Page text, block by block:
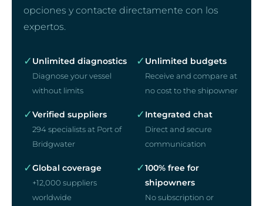
opciones y contacte directamente con los
expertos.
✓ Unlimited diagnostics
Diagnose your vessel
without limits
✓ Unlimited budgets
Receive and compare at
no cost to the shipowner
✓Verified suppliers
294 specialists at Port of
Bridgwater
✓ Integrated chat
Direct and secure
communication
✓Global coverage
+12,000 suppliers
worldwide
✓100% free for
shipowners
No subscription or